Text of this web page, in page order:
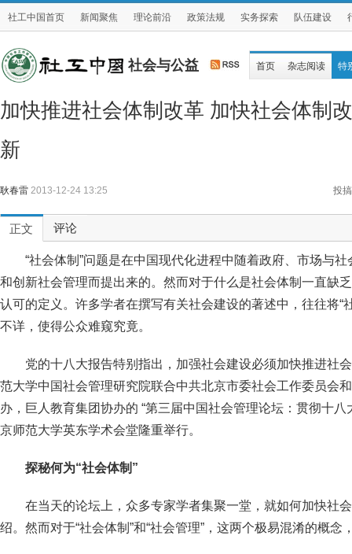
社工中国首页 新闻聚焦 理论前沿 政策法规 实务探索 队伍建设
社会与公益 首页 杂志阅读 特
加快推进社会体制改革 加快社会体制
新
耿春雷 2013-12-24 13:25 投搞
正文 评论
“社会体制”问题是在中国现代化进程中随着政府、市场与
和创新社会管理而提出来的。然而对于什么是社会体制一直缺
认可的定义。许多学者在撰写有关社会建设的著述中，往往将“
不详，使得公众难窥究竟。
党的十八大报告特别指出，加强社会建设必须加快推进社
范大学中国社会管理研究院联合中共北京市委社会工作委员会
办，巨人教育集团协办的 “第三届中国社会管理论坛：贯彻十
京师范大学英东学术会堂隆重举行。
探秘何为“社会体制”
在当天的论坛上，众多专家学者集聚一堂，就如何加快社
绍。然而对于“社会体制”和“社会管理”，这两个极易混淆的概